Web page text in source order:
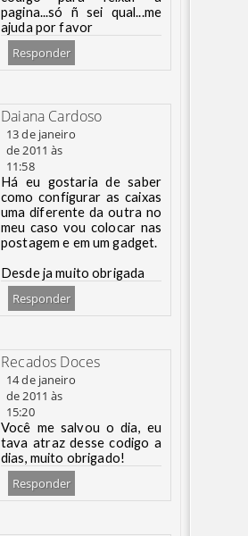
pagina...só ñ sei qual...me
ajuda por favor
Responder
Daiana Cardoso
13 de janeiro
de 2011 às
11:58
Há eu gostaria de saber
como configurar as caixas
uma diferente da outra no
meu caso vou colocar nas
postagem e em um gadget.
Desde ja muito obrigada
Responder
Recados Doces
14 de janeiro
de 2011 às
15:20
Você me salvou o dia, eu
tava atraz desse codigo a
dias, muito obrigado!
Responder